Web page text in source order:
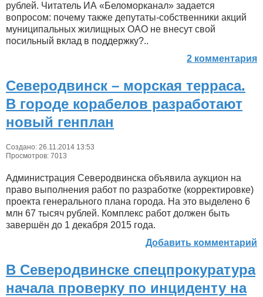
рублей. Читатель ИА «Беломорканал» задается
вопросом: почему также депутаты-собственники акций
муниципальных жилищных ОАО не внесут свой
посильный вклад в поддержку?..
2 комментария
Северодвинск – морская терраса.
В городе корабелов разработают
новый генплан
Создано: 26.11.2014 13:53
Просмотров: 7013
Администрация Северодвинска объявила аукцион на
право выполнения работ по разработке (корректировке)
проекта генерального плана города. На это выделено 6
млн 67 тысяч рублей. Комплекс работ должен быть
завершён до 1 декабря 2015 года.
Добавить комментарий
В Северодвинске спецпрокуратура
начала проверку по инциденту на